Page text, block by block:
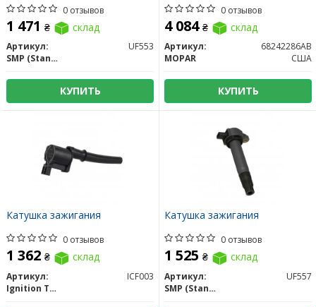
0 отзывов
1 471 ₴ склад
Артикул:
UF553
SMP (Standard Motors Products)
КУПИТЬ
0 отзывов
4 084 ₴ склад
Артикул:
68242286AB
MOPAR
США
КУПИТЬ
Катушка зажигания
0 отзывов
1 362 ₴ склад
Артикул:
ICF003
Ignition Tech
Катушка зажигания
0 отзывов
1 525 ₴ склад
Артикул:
UF557
SMP (Standard Motors Products)